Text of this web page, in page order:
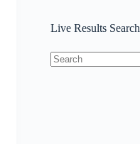
Live Results Search